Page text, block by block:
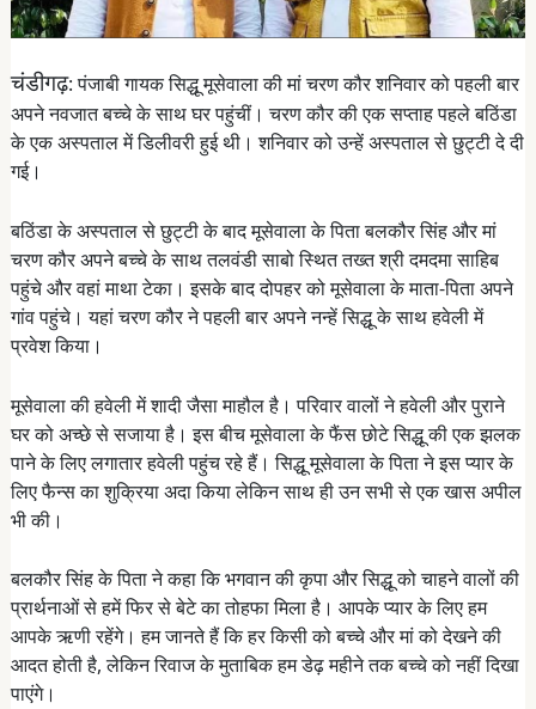
चंडीगढ़: पंजाबी गायक सिद्धू मूसेवाला की मां चरण कौर शनिवार को पहली बार
अपने नवजात बच्चे के साथ घर पहुंचीं। चरण कौर की एक सप्ताह पहले बठिंडा
के एक अस्पताल में डिलीवरी हुई थी। शनिवार को उन्हें अस्पताल से छुट्टी दे दी
गई।
बठिंडा के अस्पताल से छुट्टी के बाद मूसेवाला के पिता बलकौर सिंह और मां
चरण कौर अपने बच्चे के साथ तलवंडी साबो स्थित तख्त श्री दमदमा साहिब
पहुंचे और वहां माथा टेका। इसके बाद दोपहर को मूसेवाला के माता-पिता अपने
गांव पहुंचे। यहां चरण कौर ने पहली बार अपने नन्हें सिद्धू के साथ हवेली में
प्रवेश किया।
मूसेवाला की हवेली में शादी जैसा माहौल है। परिवार वालों ने हवेली और पुराने
घर को अच्छे से सजाया है। इस बीच मूसेवाला के फैंस छोटे सिद्धू की एक झलक
पाने के लिए लगातार हवेली पहुंच रहे हैं। सिद्धू मूसेवाला के पिता ने इस प्यार के
लिए फैन्स का शुक्रिया अदा किया लेकिन साथ ही उन सभी से एक खास अपील
भी की।
बलकौर सिंह के पिता ने कहा कि भगवान की कृपा और सिद्धू को चाहने वालों की
प्रार्थनाओं से हमें फिर से बेटे का तोहफा मिला है। आपके प्यार के लिए हम
आपके ऋणी रहेंगे। हम जानते हैं कि हर किसी को बच्चे और मां को देखने की
आदत होती है, लेकिन रिवाज के मुताबिक हम डेढ़ महीने तक बच्चे को नहीं दिखा
पाएंगे।